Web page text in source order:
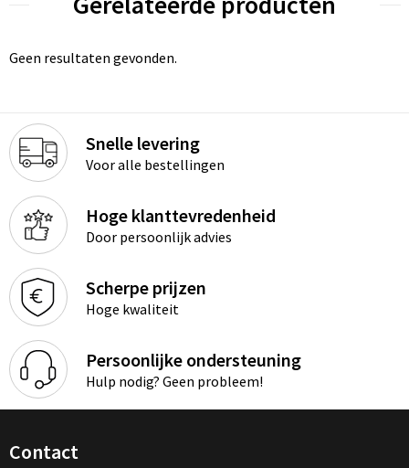
Geen resultaten gevonden.
Snelle levering
Voor alle bestellingen
Hoge klanttevredenheid
Door persoonlijk advies
Scherpe prijzen
Hoge kwaliteit
Persoonlijke ondersteuning
Hulp nodig? Geen probleem!
Contact